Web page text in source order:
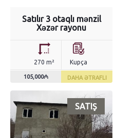
Satılır 3 otaqlı mənzil
Xəzər rayonu
270 m² Kupça
105,000₼ DAHA ƏTRAFLI
SATIŞ